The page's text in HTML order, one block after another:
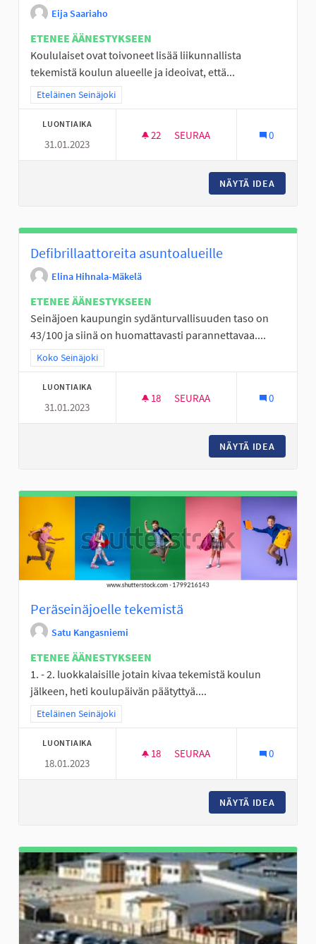
Eija Saariaho
ETENEE ÄÄNESTYKSEEN
Koululaiset ovat toivoneet lisää liikunnallista
tekemistä koulun alueelle ja ideoivat, että...
Rajaa tulokset teeman mukaan: Eteläinen Seinäjoki
Eteläinen Seinäjoki
LUONTIAIKA
31.01.2023
22 22 SEURAAJAA
SEURAA 0
NÄYTÄ IDEA
Defibrillaattoreita asuntoalueille
Elina Hihnala-Mäkelä
ETENEE ÄÄNESTYKSEEN
Seinäjoen kaupungin sydänturvallisuuden taso on
43/100 ja siinä on huomattavasti parannettavaa....
Rajaa tulokset teeman mukaan: Koko Seinäjoki
Koko Seinäjoki
LUONTIAIKA
31.01.2023
18 18 SEURAAJAA
SEURAA 0
NÄYTÄ IDEA
Peräseinäjoelle tekemistä
Satu Kangasniemi
ETENEE ÄÄNESTYKSEEN
1. - 2. luokkalaisille jotain kivaa tekemistä koulun
jälkeen, heti koulupäivän päätyttyä....
Rajaa tulokset teeman mukaan: Eteläinen Seinäjoki
Eteläinen Seinäjoki
LUONTIAIKA
18.01.2023
18 18 SEURAAJAA
SEURAA 0
NÄYTÄ IDEA